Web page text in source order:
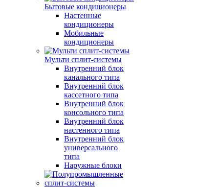
Бытовые кондиционеры
Настенные
кондиционеры
Мобильные
кондиционеры
Мульти сплит-системы
Внутренний блок
канального типа
Внутренний блок
кассетного типа
Внутренний блок
консольного типа
Внутренний блок
настенного типа
Внутренний блок
универсального
типа
Наружные блоки